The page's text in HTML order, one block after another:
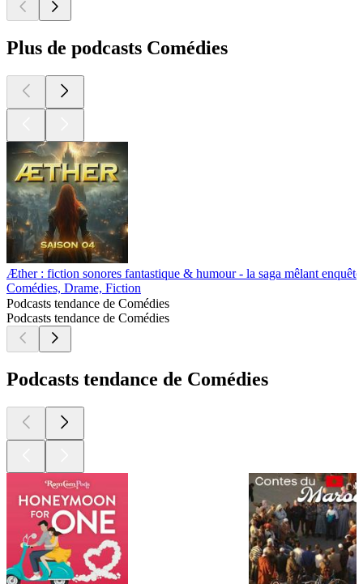
Plus de podcasts Comédies
Æther : fiction sonores fantastique & humour - la saga mêlant
Comédies, Drame, Fiction
Podcasts tendance de Comédies
Podcasts tendance de Comédies
Podcasts tendance de Comédies